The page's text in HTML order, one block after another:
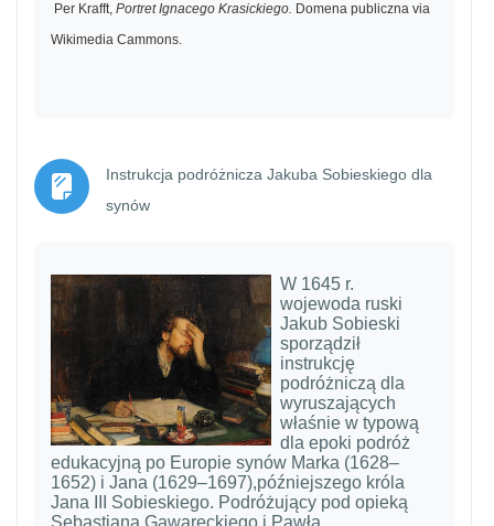
Per Krafft,Portret Ignacego Krasickiego. Domena publiczna via
Wikimedia Cammons.
Instrukcja podróżnicza Jakuba Sobieskiego dla
synówStrona
W 1645 r.
wojewoda ruski
Jakub Sobieski
sporządził
instrukcję
podróżniczą dla
wyruszających
właśnie w typową
dla epoki podróż
edukacyjną po Europie synów Marka (1628–
1652) i Jana (1629–1697),późniejszego króla
Jana III Sobieskiego. Podróżujący pod opieką
Sebastiana Gawareckiego i Pawła